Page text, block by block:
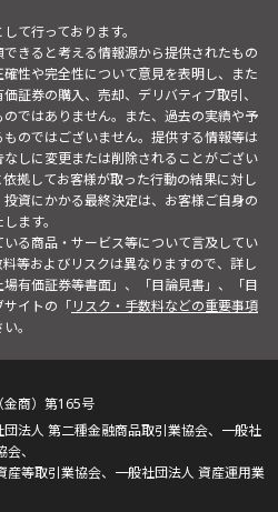
て行っております。
きると考える情報源から提供されたもの
性や完全性について意見を表明し、また
証券の購入、売却、デリバティブ取引、
ではありません。また、過去の実績や予
のではございません。提供する情報等は
しに変更または削除されることがござい
拠してお客様が取った行動の結果に対し
資にかかる最終決定は、お客様ご自身の
ます。
る商品・サービス等について言及してい
等およびリスクは異なりますので、詳し
有価証券等書面」、「目論見書」、「目
サイトの「リスク・手数料などの重要事項
。
商）第165号
法人 第二種金融商品取引業協会、一般社
、
産等取引業協会、一般社団法人 資産運用業